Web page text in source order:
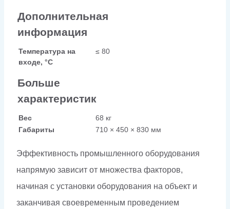
Дополнительная
информация
Температура на
входе, °C
≤ 80
Больше
характеристик
Вес
68 кг
Габариты
710 × 450 × 830 мм
Эффективность промышленного оборудования
напрямую зависит от множества факторов,
начиная с установки оборудования на объект и
заканчивая своевременным проведением